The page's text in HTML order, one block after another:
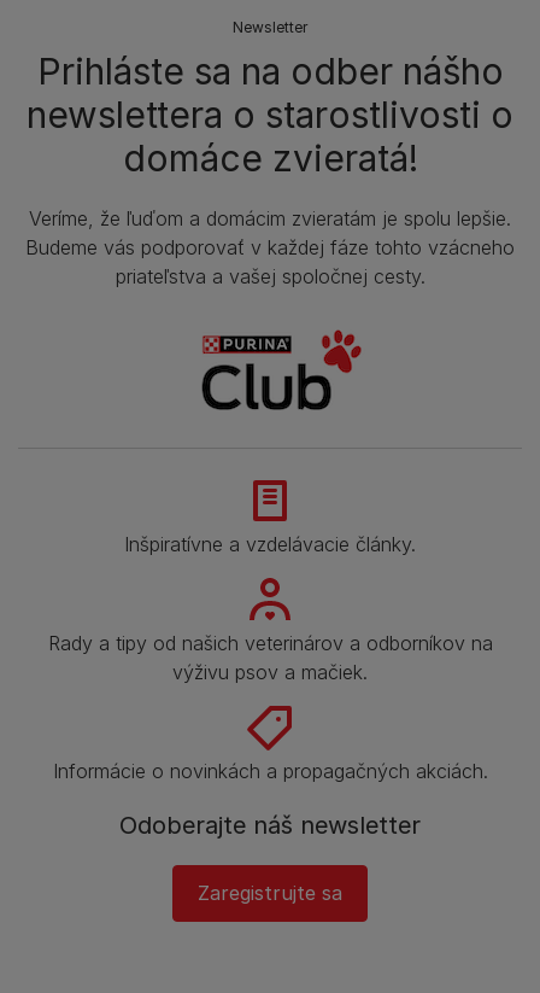
Newsletter
Prihláste sa na odber nášho
newslettera o starostlivosti o
domáce zvieratá!
Veríme, že ľuďom a domácim zvieratám je spolu lepšie.
Budeme vás podporovať v každej fáze tohto vzácneho
priateľstva a vašej spoločnej cesty.
Inšpiratívne a vzdelávacie články.
Rady a tipy od našich veterinárov a odborníkov na
výživu psov a mačiek.
Informácie o novinkách a propagačných akciách.
Odoberajte náš newsletter
Zaregistrujte sa